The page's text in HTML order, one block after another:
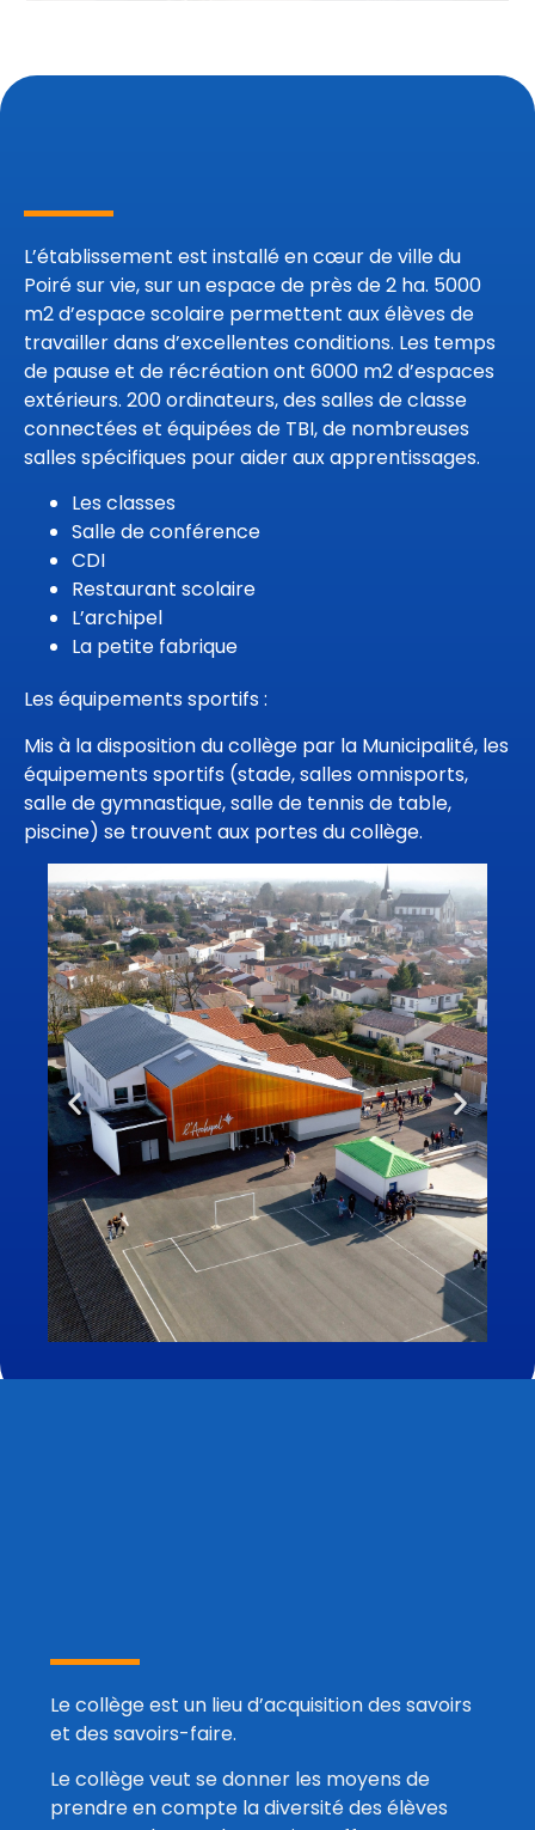
L’établissement est installé en cœur de ville du
Poiré sur vie, sur un espace de près de 2 ha. 5000
m2 d’espace scolaire permettent aux élèves de
travailler dans d’excellentes conditions. Les temps
de pause et de récréation ont 6000 m2 d’espaces
extérieurs. 200 ordinateurs, des salles de classe
connectées et équipées de TBI, de nombreuses
salles spécifiques pour aider aux apprentissages.
Les classes
Salle de conférence
CDI
Restaurant scolaire
L’archipel
La petite fabrique
Les équipements sportifs :
Mis à la disposition du collège par la Municipalité, les
équipements sportifs (stade, salles omnisports,
salle de gymnastique, salle de tennis de table,
piscine) se trouvent aux portes du collège.
Le collège est un lieu d’acquisition des savoirs
et des savoirs-faire.
Le collège veut se donner les moyens de
prendre en compte la diversité des élèves